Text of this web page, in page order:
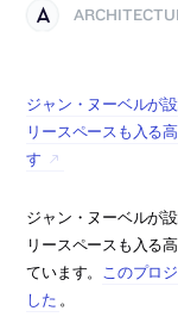
ジャン・ヌーベルが
リースペースも入る
す
ジャン・ヌーベルが
リースペースも入る
ています。 このプロ
した 。